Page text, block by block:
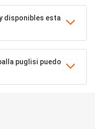
disponibles esta
puglisi puedo